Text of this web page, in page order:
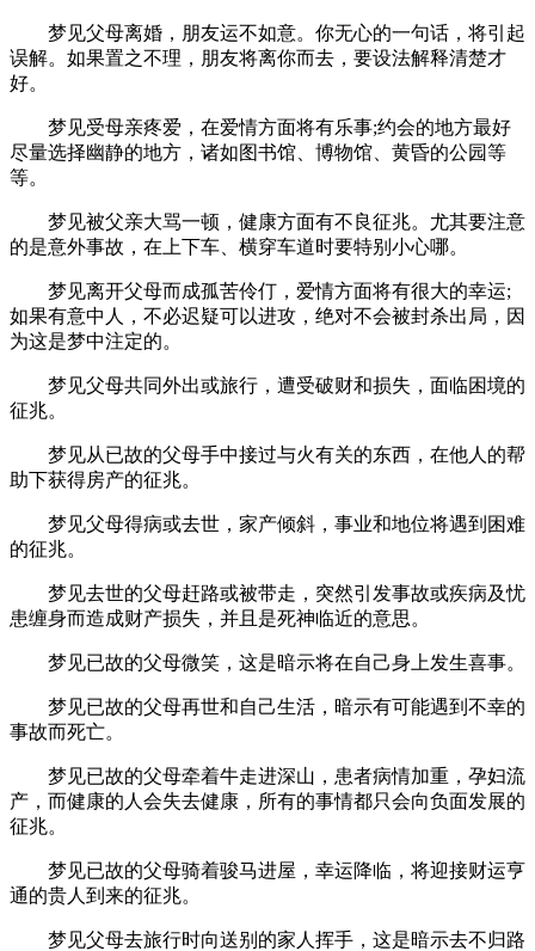
梦见父母离婚，朋友运不如意。你无心的一句话，将引起
误解。如果置之不理，朋友将离你而去，要设法解释清楚才
好。
梦见受母亲疼爱，在爱情方面将有乐事;约会的地方最好
尽量选择幽静的地方，诸如图书馆、博物馆、黄昏的公园等
等。
梦见被父亲大骂一顿，健康方面有不良征兆。尤其要注意
的是意外事故，在上下车、横穿车道时要特别小心哪。
梦见离开父母而成孤苦伶仃，爱情方面将有很大的幸运;
如果有意中人，不必迟疑可以进攻，绝对不会被封杀出局，因
为这是梦中注定的。
梦见父母共同外出或旅行，遭受破财和损失，面临困境的
征兆。
梦见从已故的父母手中接过与火有关的东西，在他人的帮
助下获得房产的征兆。
梦见父母得病或去世，家产倾斜，事业和地位将遇到困难
的征兆。
梦见去世的父母赶路或被带走，突然引发事故或疾病及忧
患缠身而造成财产损失，并且是死神临近的意思。
梦见已故的父母微笑，这是暗示将在自己身上发生喜事。
梦见已故的父母再世和自己生活，暗示有可能遇到不幸的
事故而死亡。
梦见已故的父母牵着牛走进深山，患者病情加重，孕妇流
产，而健康的人会失去健康，所有的事情都只会向负面发展的
征兆。
梦见已故的父母骑着骏马进屋，幸运降临，将迎接财运亨
通的贵人到来的征兆。
梦见父母去旅行时向送别的家人挥手，这是暗示去不归路